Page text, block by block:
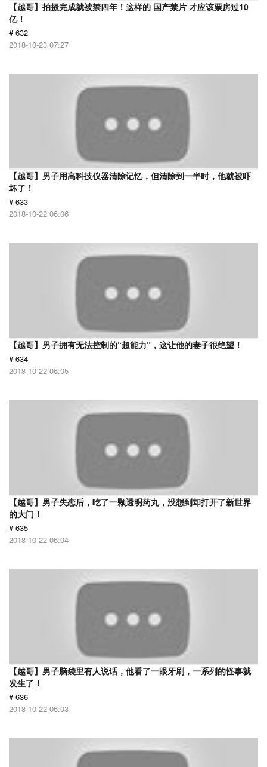
【越哥】拍摄完成就被禁四年！这样的 国产禁片 才应该票房过10
亿！
# 632
2018-10-23 07:27
【越哥】男子用高科技仪器清除记忆，但清除到一半时，他就被吓
坏了！
# 633
2018-10-22 06:06
【越哥】男子拥有无法控制的“超能力”，这让他的妻子很绝望！
# 634
2018-10-22 06:05
【越哥】男子失恋后，吃了一颗透明药丸，没想到却打开了新世界
的大门！
# 635
2018-10-22 06:04
【越哥】男子脑袋里有人说话，他看了一眼牙刷，一系列的怪事就
发生了！
# 636
2018-10-22 06:03